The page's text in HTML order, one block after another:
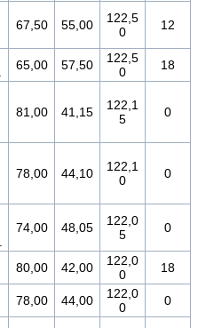
67,50 55,00
122,5
0
12
65,00 57,50
122,5
0
18
81,00 41,15
122,1
5
0
78,00 44,10
122,1
0
0
74,00 48,05
122,0
5
0
80,00 42,00
122,0
0
18
78,00 44,00
122,0
0
0